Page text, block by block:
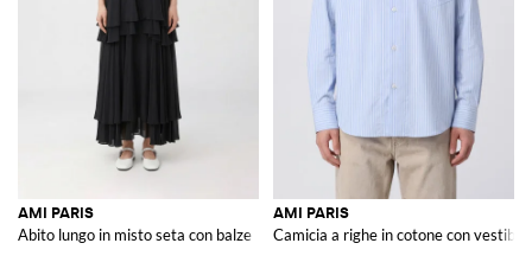
AMI PARIS
Abito lungo in misto seta con balze
AMI PARIS
Camicia a righe in cotone con